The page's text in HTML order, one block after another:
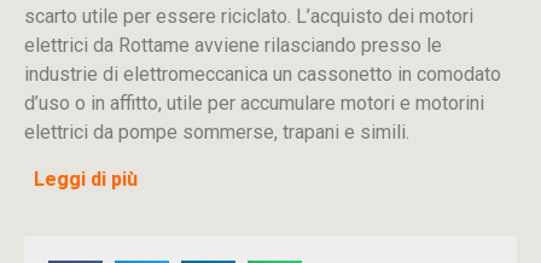
scarto utile per essere riciclato. L’acquisto dei motori
elettrici da Rottame avviene rilasciando presso le
industrie di elettromeccanica un cassonetto in comodato
d’uso o in affitto, utile per accumulare motori e motorini
elettrici da pompe sommerse, trapani e simili.
Leggi di più